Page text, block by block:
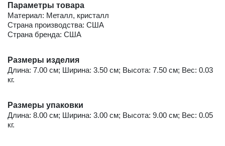
Параметры товара
Материал: Металл, кристалл
Страна производства: США
Страна бренда: США
Размеры изделия
Длина: 7.00 см; Ширина: 3.50 см; Высота: 7.50 см; Вес: 0.03
кг.
Размеры упаковки
Длина: 8.00 см; Ширина: 3.00 см; Высота: 9.00 см; Вес: 0.05
кг.